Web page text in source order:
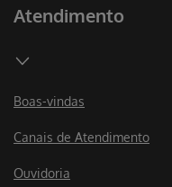
Atendimento
Boas-vindas
Canais de Atendimento
Ouvidoria